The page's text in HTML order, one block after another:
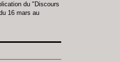
du "Discours
16 mars au